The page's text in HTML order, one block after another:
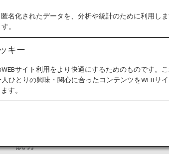
ご確認ください。
）のご搭乗に際しては、ANAの旅客手
航いたします。
サイトをご確認ください 。
リッジ運航便に関する
説明
名化されたデータを、分析や統計のために利用しま
。
キー
サイト利用をより快適にするためのものです。
ひとりの興味・関心に合ったコンテンツをWEBサ
す。